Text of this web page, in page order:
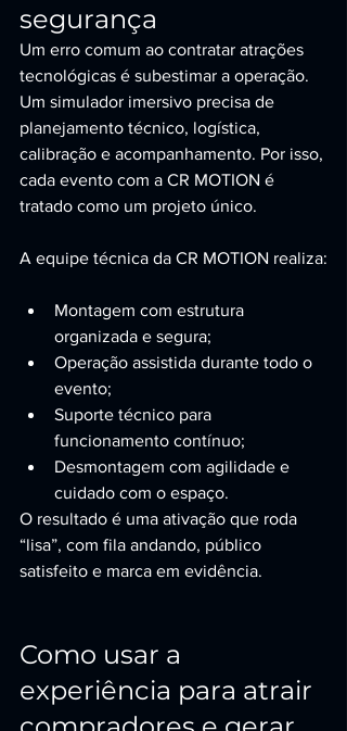
segurança
Um erro comum ao contratar atrações
tecnológicas é subestimar a operação.
Um simulador imersivo precisa de
planejamento técnico, logística,
calibração e acompanhamento. Por isso,
cada evento com a CR MOTION é
tratado como um projeto único.
A equipe técnica da CR MOTION realiza:
Montagem com estrutura
organizada e segura;
Operação assistida durante todo o
evento;
Suporte técnico para
funcionamento contínuo;
Desmontagem com agilidade e
cuidado com o espaço.
O resultado é uma ativação que roda
“lisa”, com fila andando, público
satisfeito e marca em evidência.
Como usar a
experiência para atrair